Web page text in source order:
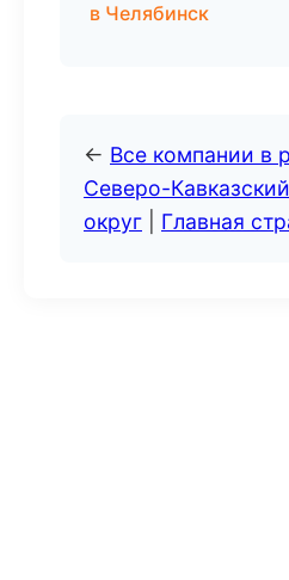
в Челябинск
← Все компании в
Северо-
округ
Главная